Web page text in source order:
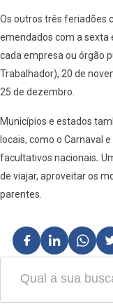
Os outros três feriadões
emendados com a sexta
cada empresa ou órgão
Trabalhador), 20 de
25 de dezembro.
Municípios e estados
locais, como o Carnaval
facultativos nacionais.
de viajar, aproveitar os
parentes.